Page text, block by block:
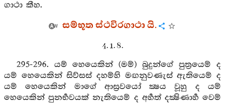
ගාථා කීහ.
සම්භූත ස්ථවිරගාථා යි.
4. 1. 8.
295-296. යම් හෙයෙකින් (මම්) බුදුන්ගේ පුත්‍රයෙම් ද
යම් හෙයෙකින් සිව්සස් දහම්හි මඟනුවණැස් ඇතියෙම් ද
යම් හෙයෙකින් මාගේ ආස්‍රවයෝ ක්‍ෂය වූහු ද යම්
හෙයෙකින් පුනර්‍භවයක් නැතියෙම් ද අර්‍හත් දක්‍ෂිණාර්‍හ වෙම්